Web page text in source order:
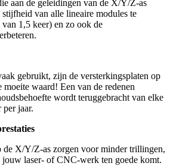
aan de geleidingen van de X/Y/Z-as
van alle lineaire modules te
1,5 keer) en zo ook de
gebruikt, zijn de versterkingsplaten op
waard! Een van de redenen
wordt teruggebracht van elke
per jaar.
de X/Y/Z-as zorgen voor minder trillingen,
laser- of CNC-werk ten goede komt.